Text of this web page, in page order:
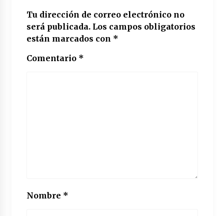
Tu dirección de correo electrónico no
será publicada. Los campos obligatorios
están marcados con *
Comentario *
Nombre *